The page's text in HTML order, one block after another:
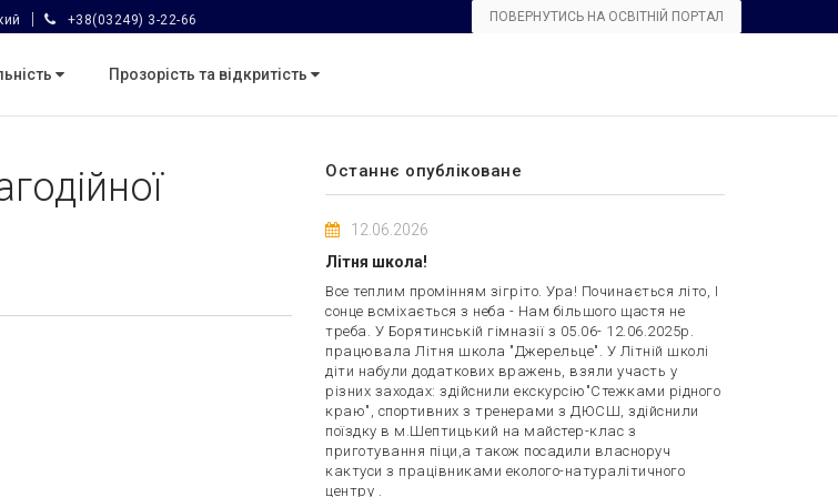
+38(03249) 3-22-66 ПОВЕРНУТИСЬ НА ОСВІТНІЙ ПОРТАЛ
Прозорість та відкритість
Останнє опубліковане
12.06.2026
Літня школа!
Все теплим промінням зігріто. Ура! Починається літо, І
сонце всміхається з неба - Нам більшого щастя не
треба. У Борятинській гімназії з 05.06- 12.06.2025р.
працювала Літня школа "Джерельце". У Літній школі
діти набули додаткових вражень, взяли участь у
різних заходах: здійснили екскурсію"Стежками рідного
краю", спортивних з тренерами з ДЮСШ, здійснили
поїздку в м.Шептицький на майстер-клас з
приготування піци,а також посадили власноруч
кактуси з працівниками еколого-натуралітичного
центру .